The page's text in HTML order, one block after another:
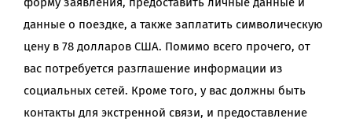
данные о поездке, а также заплатить символическую
цену в 78 долларов США. Помимо всего прочего, от
вас потребуется разглашение информации из
социальных сетей. Кроме того, у вас должны быть
контакты для экстренной связи, и предоставление